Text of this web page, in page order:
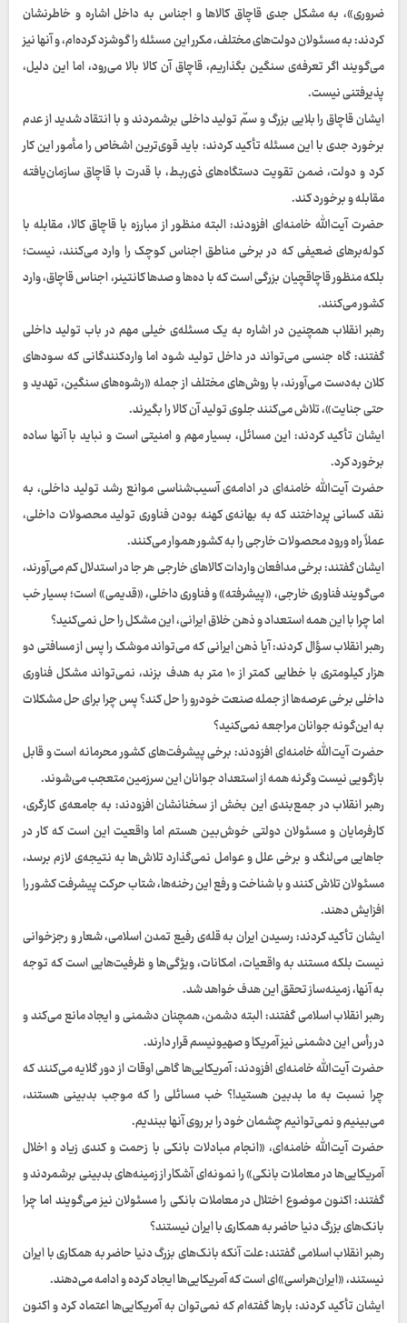
ضروری»، به مشکل جدی قاچاق کالاها و اجناس به داخل اشاره و خاطرنشان
کردند: به مسئولان دولت‌های مختلف، مکرر این مسئله را گوشزد کرده‌ام، و آنها نیز
می‌گویند اگر تعرفه‌ی سنگین بگذاریم، قاچاق آن کالا بالا می‌رود، اما این دلیل،
پذیرفتنی نیست.
ایشان قاچاق را بلایی بزرگ و سمّ تولید داخلی برشمردند و با انتقاد شدید از عدم
برخورد جدی با این مسئله تأکید کردند: باید قوی‌ترین اشخاص را مأمور این کار
کرد و دولت، ضمن تقویت دستگاه‌های ذی‌ربط، با قدرت با قاچاق سازمان‌یافته
مقابله و برخورد کند.
حضرت آیت‌الله خامنه‌ای افزودند: البته منظور از مبارزه با قاچاق کالا، مقابله با
کوله‌برهای ضعیفی که در برخی مناطق اجناس کوچک را وارد می‌کنند، نیست؛
بلکه منظور قاچاقچیان بزرگی است که با ده‌ها و صدها کانتینر، اجناس قاچاق، وارد
کشور می‌کنند.
رهبر انقلاب همچنین در اشاره به یک مسئله‌ی خیلی مهم در باب تولید داخلی
گفتند: گاه جنسی می‌تواند در داخل تولید شود اما واردکنندگانی که سودهای
کلان به‌دست می‌آورند، با روش‌های مختلف از جمله «رشوه‌های سنگین، تهدید و
حتی جنایت»، تلاش می‌کنند جلوی تولید آن کالا را بگیرند.
ایشان تأکید کردند: این مسائل، بسیار مهم و امنیتی است و نباید با آنها ساده
برخورد کرد.
حضرت آیت‌الله خامنه‌ای در ادامه‌ی آسیب‌شناسی موانع رشد تولید داخلی، به
نقد کسانی پرداختند که به بهانه‌ی کهنه بودن فناوری تولید محصولات داخلی،
عملاً راه ورود محصولات خارجی را به کشور هموار می‌کنند.
ایشان گفتند: برخی مدافعان واردات کالاهای خارجی هر جا در استدلال کم می‌آورند،
می‌گویند فناوری خارجی، «پیشرفته» و فناوری داخلی، «قدیمی» است؛ بسیار خب
اما چرا با این همه استعداد و ذهن خلاق ایرانی، این مشکل را حل نمی‌کنید؟
رهبر انقلاب سؤال کردند: آیا ذهن ایرانی که می‌تواند موشک را پس از مسافتی دو
هزار کیلومتری با خطایی کمتر از ۱۰ متر به هدف بزند، نمی‌تواند مشکل فناوری
داخلی برخی عرصه‌ها از جمله صنعت خودرو را حل کند؟ پس چرا برای حل مشکلات
به این‌گونه جوانان مراجعه نمی‌کنید؟
حضرت آیت‌الله خامنه‌ای افزودند: برخی پیشرفت‌های کشور محرمانه است و قابل
بازگویی نیست وگرنه همه از استعداد جوانان این سرزمین متعجب می‌شوند.
رهبر انقلاب در جمع‌بندی این بخش از سخنانشان افزودند: به جامعه‌ی کارگری،
کارفرمایان و مسئولان دولتی خوش‌بین هستم اما واقعیت این است که کار در
جاهایی می‌لنگد و برخی علل و عوامل نمی‌گذارد تلاش‌ها به نتیجه‌ی لازم برسد،
مسئولان تلاش کنند و با شناخت و رفع این رخنه‌ها، شتاب حرکت پیشرفت کشور را
افزایش دهند.
ایشان تأکید کردند: رسیدن ایران به قله‌ی رفیع تمدن اسلامی، شعار و رجزخوانی
نیست بلکه مستند به واقعیات، امکانات، ویژگی‌ها و ظرفیت‌هایی است که توجه
به آنها، زمینه‌ساز تحقق این هدف خواهد شد.
رهبر انقلاب اسلامی گفتند: البته دشمن، همچنان دشمنی و ایجاد مانع می‌کند و
در رأس این دشمنی نیز آمریکا و صهیونیسم قرار دارند.
حضرت آیت‌الله خامنه‌ای افزودند: آمریکایی‌ها گاهی اوقات از دور گلایه می‌کنند که
چرا نسبت به ما بدبین هستید!؟ خب مسائلی را که موجب بدبینی هستند،
می‌بینیم و نمی‌توانیم چشمان خود را بر روی آنها ببندیم.
حضرت آیت‌الله خامنه‌ای، «انجام مبادلات بانکی با زحمت و کندی زیاد و اخلال
آمریکایی‌ها در معاملات بانکی» را نمونه‌ای آشکار از زمینه‌های بدبینی برشمردند و
گفتند: اکنون موضوع اختلال در معاملات بانکی را مسئولان نیز می‌گویند اما چرا
بانک‌های بزرگ دنیا حاضر به همکاری با ایران نیستند؟
رهبر انقلاب اسلامی گفتند: علت آنکه بانک‌های بزرگ دنیا حاضر به همکاری با ایران
نیستند، «ایران‌هراسی»ای است که آمریکایی‌ها ایجاد کرده و ادامه می‌دهند.
ایشان تأکید کردند: بارها گفته‌ام که نمی‌توان به آمریکایی‌ها اعتماد کرد و اکنون